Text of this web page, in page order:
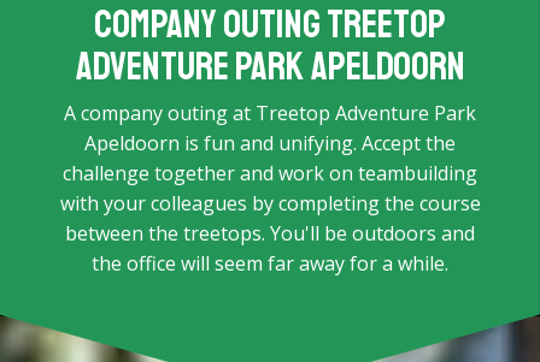
Company outing Treetop
Adventure Park Apeldoorn
A company outing at Treetop Adventure Park
Apeldoorn is fun and unifying. Accept the
challenge together and work on teambuilding
with your colleagues by completing the course
between the treetops. You'll be outdoors and
the office will seem far away for a while.